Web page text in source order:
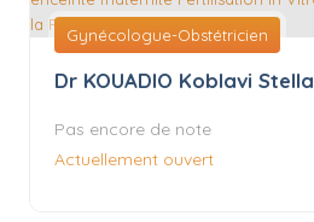
Gynécologue-Obstétricien
Dr KOUADIO Koblavi Stella
Pas encore de note
Actuellement ouvert